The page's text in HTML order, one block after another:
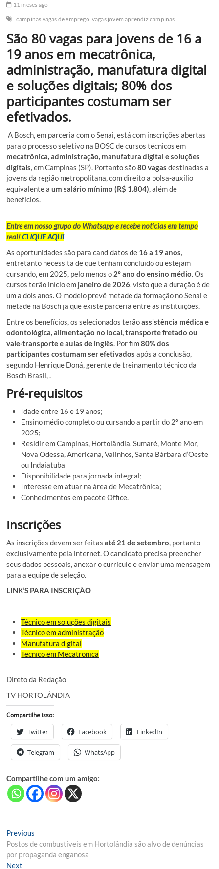
11 meses ago
campinas vagas de emprego vagas jovem aprendiz campinas
São 80 vagas para jovens de 16 a
19 anos em mecatrônica,
administração, manufatura digital
e soluções digitais; 80% dos
participantes costumam ser
efetivados.
A Bosch, em parceria com o Senai, está com inscrições abertas
para o processo seletivo na BOSC de cursos técnicos em
mecatrônica, administração, manufatura digital e soluções
digitais, em Campinas (SP). Portanto são80 vagas destinadas a
jovens da região metropolitana, com direito a bolsa-auxílio
equivalente aum salário mínimo (R$ 1.804), além de
benefícios.
Entre em nosso grupo do Whatsapp e recebe notícias em tempo
real!CLIQUE AQUI
As oportunidades são para candidatos de 16 a 19 anos,
entretanto necessita de que tenham concluído ou estejam
cursando, em 2025, pelo menos o 2º ano do ensino médio. Os
cursos terão início em janeiro de 2026, visto que a duração é de
um a dois anos. O modelo prevê metade da formação no Senai e
metade na Bosch já que existe parceria entre as instituições.
Entre os benefícios, os selecionados terãoassistência médica e
odontológica, alimentação no local, transporte fretado ou
vale-transporte e aulas de inglês. Por fim80% dos
participantes costumam ser efetivados após a conclusão,
segundo Henrique Doná, gerente de treinamento técnico da
Bosch Brasil, .
Pré-requisitos
Idade entre 16 e 19 anos;
Ensino médio completo ou cursando a partir do 2º ano em
2025;
Residir em Campinas, Hortolândia, Sumaré, Monte Mor,
Nova Odessa, Americana, Valinhos, Santa Bárbara d’Oeste
ou Indaiatuba;
Disponibilidade para jornada integral;
Interesse em atuar na área de Mecatrônica;
Conhecimentos em pacote Office.
Inscrições
As inscrições devem ser feitasaté 21 de setembro, portanto
exclusivamente pela internet. O candidato precisa preencher
seus dados pessoais, anexar o currículo e enviar uma mensagem
para a equipe de seleção.
LINK’S PARA INSCRIÇÃO
Técnico em soluções digitais
Técnico em administração
Manufatura digital
Técnico em Mecatrônica
Direto da Redação
TV HORTOLÂNDIA
Compartilhe isso:
Twitter Facebook LinkedIn
Telegram WhatsApp
Compartilhe com um amigo:
Navegação
de
Previous
post:
Postos de combustíveis em Hortolândia são alvo de denúncias
por propaganda enganosa
Next